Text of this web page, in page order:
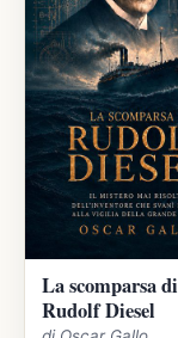
La scomparsa di
Rudolf Diesel